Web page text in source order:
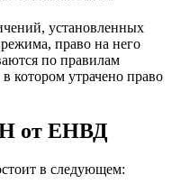
установленных
право на него
по правилам
котором утрачено право
от ЕНВД
в следующем: